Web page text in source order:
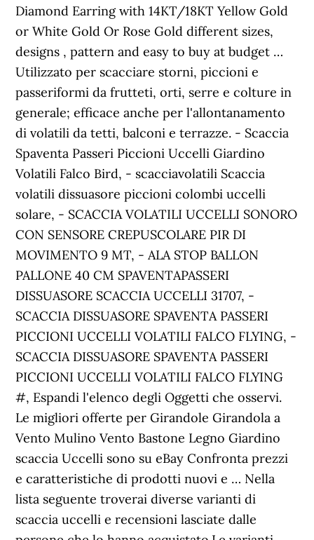
Diamond Earring with 14KT/18KT Yellow Gold
or White Gold Or Rose Gold different sizes,
designs , pattern and easy to buy at budget …
Utilizzato per scacciare storni, piccioni e
passeriformi da frutteti, orti, serre e colture in
generale; efficace anche per l'allontanamento
di volatili da tetti, balconi e terrazze. - Scaccia
Spaventa Passeri Piccioni Uccelli Giardino
Volatili Falco Bird, - scacciavolatili Scaccia
volatili dissuasore piccioni colombi uccelli
solare, - SCACCIA VOLATILI UCCELLI SONORO
CON SENSORE CREPUSCOLARE PIR DI
MOVIMENTO 9 MT, - ALA STOP BALLON
PALLONE 40 CM SPAVENTAPASSERI
DISSUASORE SCACCIA UCCELLI 31707, -
SCACCIA DISSUASORE SPAVENTA PASSERI
PICCIONI UCCELLI VOLATILI FALCO FLYING, -
SCACCIA DISSUASORE SPAVENTA PASSERI
PICCIONI UCCELLI VOLATILI FALCO FLYING
#, Espandi l'elenco degli Oggetti che osservi.
Le migliori offerte per Girandole Girandola a
Vento Mulino Vento Bastone Legno Giardino
scaccia Uccelli sono su eBay Confronta prezzi
e caratteristiche di prodotti nuovi e … Nella
lista seguente troverai diverse varianti di
scaccia uccelli e recensioni lasciate dalle